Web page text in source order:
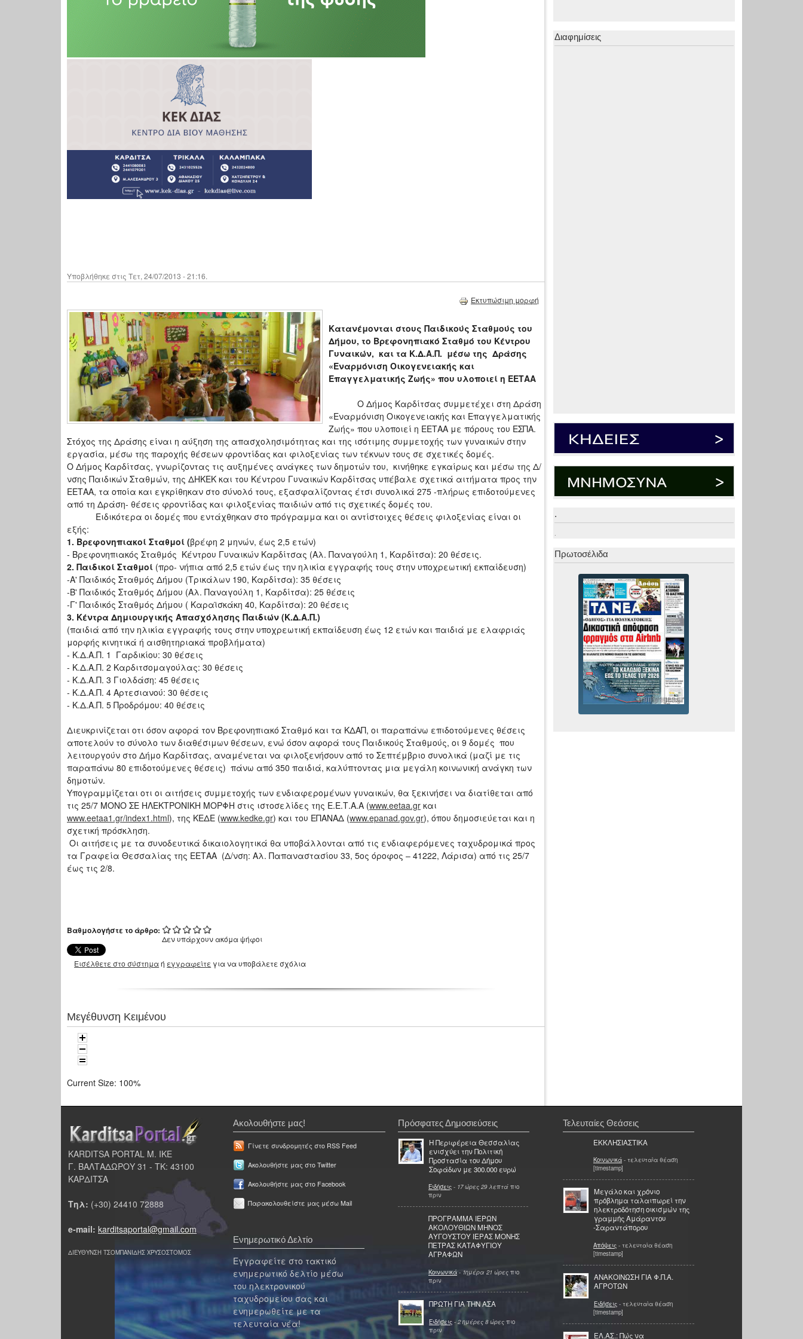
Υποβλήθηκε στις Τετ, 24/07/2013 - 21:16.
Εκτυπώσιμη μορφή
Κατανέμονται στους Παιδικούς Σταθμούς του
Δήμου, το Βρεφονηπιακό Σταθμό του Κέντρου
Γυναικών, και τα Κ.Δ.Α.Π. μέσω της Δράσης
«Εναρμόνιση Οικογενειακής και
Επαγγελματικής Ζωής» που υλοποιεί η ΕΕΤΑΑ
Ο Δήμος Καρδίτσας συμμετέχει στη Δράση
«Εναρμόνιση Οικογενειακής και Επαγγελματικής
Ζωής» που υλοποιεί η ΕΕΤΑΑ με πόρους του ΕΣΠΑ.
Στόχος της Δράσης είναι η αύξηση της απασχολησιμότητας και της ισότιμης συμμετοχής των γυναικών στην
εργασία, μέσω της παροχής θέσεων φροντίδας και φιλοξενίας των τέκνων τους σε σχετικές δομές.
Ο Δήμος Καρδίτσας, γνωρίζοντας τις αυξημένες ανάγκες των δημοτών του, κινήθηκε εγκαίρως και μέσω της Δ/
νσης Παιδικών Σταθμών, της ΔΗΚΕΚ και του Κέντρου Γυναικών Καρδίτσας υπέβαλε σχετικά αιτήματα προς την
ΕΕΤΑΑ, τα οποία και εγκρίθηκαν στο σύνολό τους, εξασφαλίζοντας έτσι συνολικά 275 -πλήρως επιδοτούμενες
από τη Δράση- θέσεις φροντίδας και φιλοξενίας παιδιών από τις σχετικές δομές του.
Ειδικότερα οι δομές που εντάχθηκαν στο πρόγραμμα και οι αντίστοιχες θέσεις φιλοξενίας είναι οι
εξής:
1. Βρεφονηπιακοί Σταθμοί (βρέφη 2 μηνών, έως 2,5 ετών)
- Βρεφονηπιακός Σταθμός Κέντρου Γυναικών Καρδίτσας (Αλ. Παναγούλη 1, Καρδίτσα): 20 θέσεις.
2. Παιδικοί Σταθμοί (προ- νήπια από 2,5 ετών έως την ηλικία εγγραφής τους στην υποχρεωτική εκπαίδευση)
-Α' Παιδικός Σταθμός Δήμου (Τρικάλων 190, Καρδίτσα): 35 θέσεις
-Β' Παιδικός Σταθμός Δήμου (Αλ. Παναγούλη 1, Καρδίτσα): 25 θέσεις
-Γ' Παιδικός Σταθμός Δήμου ( Καραϊσκάκη 40, Καρδίτσα): 20 θέσεις
3. Κέντρα Δημιουργικής Απασχόλησης Παιδιών (Κ.Δ.Α.Π.)
(παιδιά από την ηλικία εγγραφής τους στην υποχρεωτική εκπαίδευση έως 12 ετών και παιδιά με ελαφριάς
μορφής κινητικά ή αισθητηριακά προβλήματα)
- Κ.Δ.Α.Π. 1 Γαρδικίου: 30 θέσεις
- Κ.Δ.Α.Π. 2 Καρδιτσομαγούλας: 30 θέσεις
- Κ.Δ.Α.Π. 3 Γιολδάση: 45 θέσεις
- Κ.Δ.Α.Π. 4 Αρτεσιανού: 30 θέσεις
- Κ.Δ.Α.Π. 5 Προδρόμου: 40 θέσεις
Διευκρινίζεται οτι όσον αφορά τον Βρεφονηπιακό Σταθμό και τα ΚΔΑΠ, οι παραπάνω επιδοτούμενες θέσεις
αποτελούν το σύνολο των διαθέσιμων θέσεων, ενώ όσον αφορά τους Παιδικούς Σταθμούς, οι 9 δομές που
λειτουργούν στο Δήμο Καρδίτσας, αναμένεται να φιλοξενήσουν από το Σεπτέμβριο συνολικά (μαζί με τις
παραπάνω 80 επιδοτούμενες θέσεις) πάνω από 350 παιδιά, καλύπτοντας μια μεγάλη κοινωνική ανάγκη των
δημοτών.
Υπογραμμίζεται οτι οι αιτήσεις συμμετοχής των ενδιαφερομένων γυναικών, θα ξεκινήσει να διατίθεται από
τις 25/7 ΜΟΝΟ ΣΕ ΗΛΕΚΤΡΟΝΙΚΗ ΜΟΡΦΗ στις ιστοσελίδες της Ε.Ε.Τ.Α.Α (www.eetaa.gr και
www.eetaa1.gr/index1.html), της ΚΕΔΕ (www.kedke.gr) και του ΕΠΑΝΑΔ (www.epanad.gov.gr), όπου δημοσιεύεται και η
σχετική πρόσκληση.
Οι αιτήσεις με τα συνοδευτικά δικαιολογητικά θα υποβάλλονται από τις ενδιαφερόμενες ταχυδρομικά προς
τα Γραφεία Θεσσαλίας της ΕΕΤΑΑ (Δ/νση: Αλ. Παπαναστασίου 33, 5ος όροφος – 41222, Λάρισα) από τις 25/7
έως τις 2/8.
Βαθμολογήστε το άρθρο:
Δεν υπάρχουν ακόμα ψήφοι
Εισέλθετε στο σύστημαή εγγραφείτε για να υποβάλετε σχόλια
Μεγέθυνση Κειμένου
Current Size: 100%
Διαφημίσεις
.
.
Πρωτοσέλιδα
KARDITSA PORTAL Μ. ΙΚΕ
Γ. ΒΑΛΤΑΔΩΡΟΥ 31 - ΤΚ: 43100
ΚΑΡΔΙΤΣΑ
Τηλ: (+30) 24410 72888
e-mail: karditsaportal@gmail.com
ΔΙΕΥΘΥΝΣΗ ΤΣΟΜΠΑΝΙΔΗΣ ΧΡΥΣΟΣΤΟΜΟΣ
Ακολουθήστε μας!
Γίνετε συνδρομητές στο RSS Feed
Ακολουθήστε μας στο Twitter
Ακολουθήστε μας στο Facebook
Παρακολουθείστε μας μέσω Mail
Ενημερωτικό Δελτίο
Εγγραφείτε στο τακτικό
ενημερωτικό δελτίο μέσω
του ηλεκτρονικού
ταχυδρομείου σας και
ενημερωθείτε με τα
τελευταία νέα!
Πρόσφατες Δημοσιεύσεις
Η Περιφέρεια Θεσσαλίας
ενισχύει την Πολιτική
Προστασία του Δήμου
Σοφάδων με 300.000 ευρώ
Ειδήσεις - 17 ώρες 29 λεπτά πιο
πριν
ΠΡΟΓΡΑΜΜΑ ΙΕΡΩΝ
ΑΚΟΛΟΥΘΙΩΝ ΜΗΝΟΣ
ΑΥΓΟΥΣΤΟΥ ΙΕΡΑΣ ΜΟΝΗΣ
ΠΕΤΡΑΣ ΚΑΤΑΦΥΓΙΟΥ
ΑΓΡΑΦΩΝ
Κοινωνικά - 1ημέρα 21 ώρες πιο
πριν
ΠΡΩΤΗ ΓΙΑ ΤΗΝ ΑΣΑ
Ειδήσεις - 2 ημέρες 8 ώρες πιο
πριν
Τελευταίες Θεάσεις
ΕΚΚΛΗΣΙΑΣΤΙΚΑ
Κοινωνικά - τελευταία θέαση
[timestamp]
Μεγάλο και χρόνιο
πρόβλημα ταλαιπωρεί την
ηλεκτροδότηση οικισμών της
γραμμής Αμάραντου
-Σαραντάπορου
Απόψεις - τελευταία θέαση
[timestamp]
ΑΝΑΚΟΙΝΩΣΗ ΓΙΑ Φ.Π.Α.
ΑΓΡΟΤΩΝ
Ειδήσεις - τελευταία θέαση
[timestamp]
ΕΛ.ΑΣ.: Πώς να